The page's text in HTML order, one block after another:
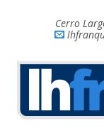
Cerro